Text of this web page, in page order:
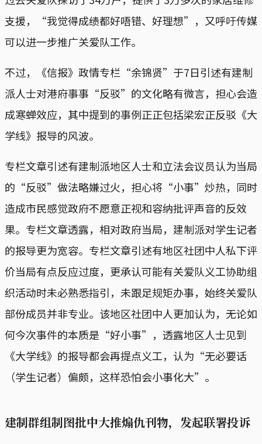
支援，“我觉得成绩都好唔错、好理想”，又呼吁传媒
可以进一步推广关爱队工作。
不过，《信报》政情专栏“余锦贤”于7日引述有建制
派人士对港府事事“反驳”的文化略有微言，担心会造
成寒蝉效应，其中提到的事例正正包括梁宏正反驳《大
学线》报导的风波。
专栏文章引述有建制派地区人士和立法会议员认为当局
的“反驳”做法略嫌过火，担心将“小事”炒热，同时
造成市民感觉政府不愿意正视和容纳批评声音的反效
果。专栏文章透露，相对政府当局，建制派对学生记者
的报导更为宽容。专栏文章引述有地区社团中人私下评
价当局有点反应过度，更承认可能有关爱队义工协助组
织活动时未必熟悉指引，未跟足规矩办事，始终关爱队
部份成员并非专业。该地区社团中人更加认为，无论如
何今次事件的本质是“好小事”，透露地区人士见到
《大学线》的报导都会再提点义工，认为“无必要话
（学生记者）偏颇，这样恐怕会小事化大”。
建制群组制图批中大推煽仇刊物，发起联署投诉